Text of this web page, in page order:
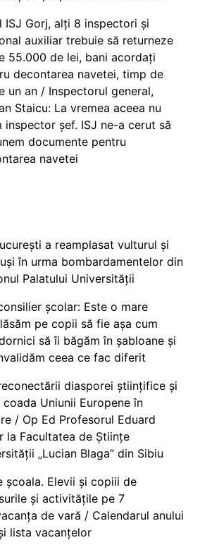
ISJ Gorj, alți 8 inspectori și
auxiliar trebuie să returneze
55.000 de lei, bani acordați
decontarea navetei, timp de
un an / Inspectorul general,
Staicu: La vremea aceea nu
inspector șef. ISJ ne-a cerut să
documente pentru
navetei
a reamplasat vulturul și
în urma bombardamentelor din
Palatului Universității
școlar: Este o mare
pe copii să fie așa cum
să îi băgăm în șabloane și
ceea ce fac diferit
diasporei științifice și
Uniunii Europene în
/ Op Ed Profesorul Eduard
la Facultatea de Științe
„Lucian Blaga” din Sibiu
școala. Elevii și copiii de
și activitățile pe 7
de vară / Calendarul anului
lista vacanțelor